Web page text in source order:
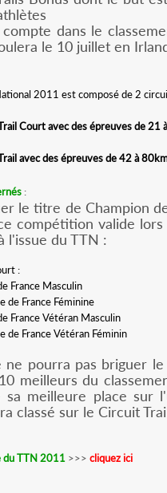
dans le
le 10 juillet en
2011 est composé de 2
Court avec des épreuves de 21
avec des épreuves de 42 à
:
le titre de Champion
compétition valide
l'issue du TTN :
:
France Masculin
de France Féminine
France Vétéran Masculin
de France Vétéran Féminin
ne pourra pas briguer
meilleurs du
sa meilleure place
classé sur le Circuit
du TTN 2011 >>> cliquez ici